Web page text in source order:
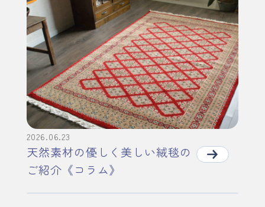
2026.06.23
天然素材の優しく美しい絨毯の
ご紹介《コラム》